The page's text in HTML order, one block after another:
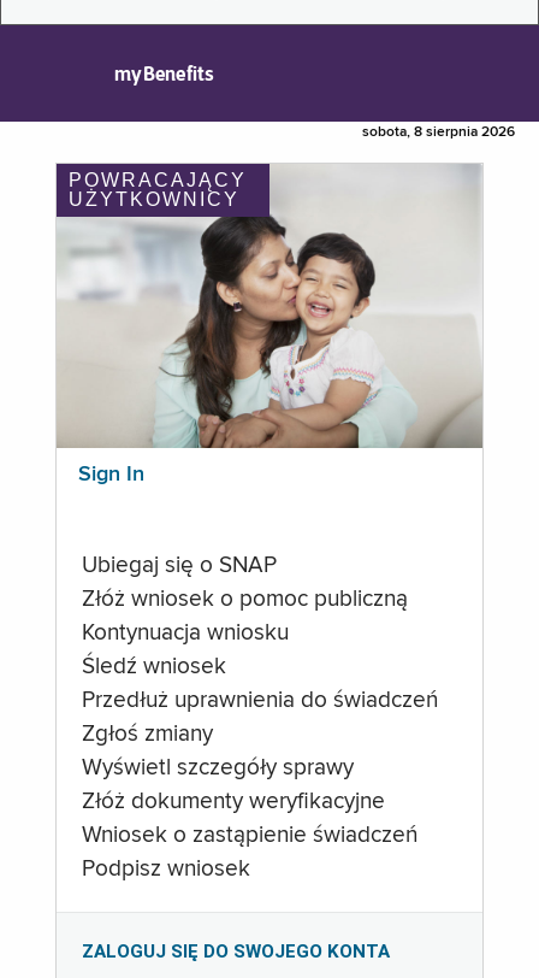
myBenefits
sobota, 8 sierpnia 2026
POWRACAJĄCY
UŻYTKOWNICY
Sign In
Ubiegaj się o SNAP
Złóż wniosek o pomoc publiczną
Kontynuacja wniosku
Śledź wniosek
Przedłuż uprawnienia do świadczeń
Zgłoś zmiany
Wyświetl szczegóły sprawy
Złóż dokumenty weryfikacyjne
Wniosek o zastąpienie świadczeń
Podpisz wniosek
ZALOGUJ SIĘ DO SWOJEGO KONTA